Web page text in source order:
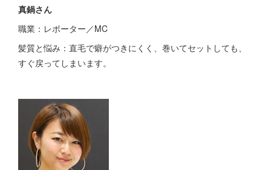
真鍋さん
職業：レポーター／MC
髪質と悩み：直毛で癖がつきにくく、巻いてセットしても、
すぐ戻ってしまいます。